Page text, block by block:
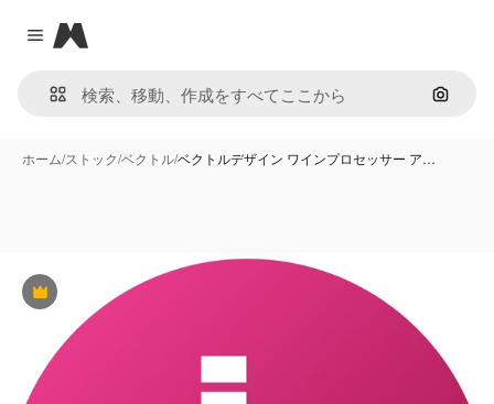
Close menu
Magnific
画像で
ホーム/ストック/ベクトル/ベクトルデザイン ワインプロセッサー ア…
Premium